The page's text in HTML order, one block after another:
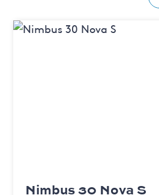
Nimbus 30 Nova S